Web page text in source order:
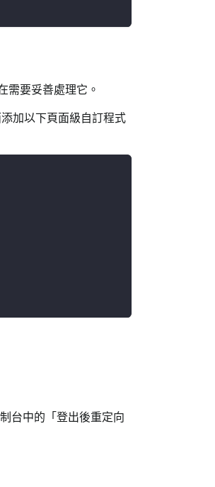
需要妥善處理它。
加以下頁面級自訂程式
台中的「登出後重定向